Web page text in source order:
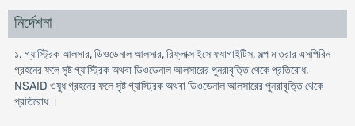
নির্দেশনা
১. গ্যাস্ট্রিক আলসার, ডিওডেনাল আলসার, রিফ্লাক্স ইসোফ্যাগাইটিস, সল্প মাত্রার এসপিরিন
গ্রহনের ফলে সৃষ্ট গ্যাস্ট্রিক অথবা ডিওডেনাল আলসারের পুনরাবৃত্তি থেকে প্রতিরোধ,
NSAID ওষুধ গ্রহনের ফলে সৃষ্ট গ্যাস্ট্রিক অথবা ডিওডেনাল আলসারের পুনরাবৃত্তি থেকে
প্রতিরোধ ।